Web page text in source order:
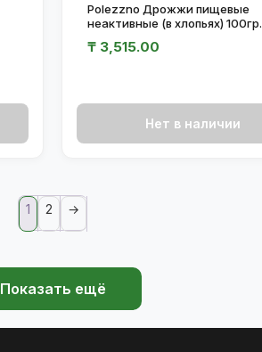
Polezzno Дрожжи пищевые
неактивные (в хлопьях) 100гр.
₸ 3,515.00
Нет в наличии
1 2 →
Показать ещё